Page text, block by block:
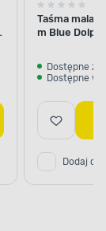
Taśma
m Blue
Dostępne z
Dostępne w
Dodaj do